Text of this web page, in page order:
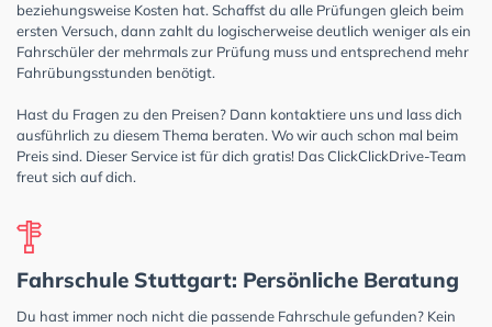
beziehungsweise Kosten hat. Schaffst du alle Prüfungen gleich beim
ersten Versuch, dann zahlt du logischerweise deutlich weniger als ein
Fahrschüler der mehrmals zur Prüfung muss und entsprechend mehr
Fahrübungsstunden benötigt.
Hast du Fragen zu den Preisen? Dann kontaktiere uns und lass dich
ausführlich zu diesem Thema beraten. Wo wir auch schon mal beim
Preis sind. Dieser Service ist für dich gratis! Das ClickClickDrive-Team
freut sich auf dich.
Fahrschule Stuttgart: Persönliche Beratung
Du hast immer noch nicht die passende Fahrschule gefunden? Kein